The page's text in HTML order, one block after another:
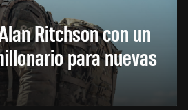
Ritchson con un
para nuevas